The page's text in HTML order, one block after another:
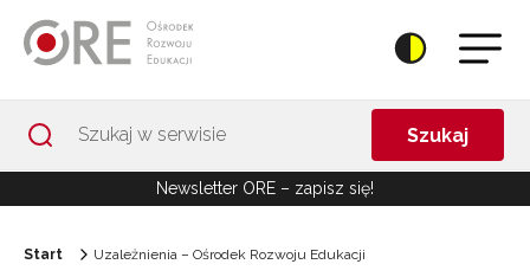
Szukaj
Newsletter ORE – zapisz się!
Start Uzależnienia – Ośrodek Rozwoju Edukacji